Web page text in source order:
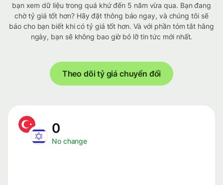
bạn xem dữ liệu trong quá khứ đến 5 năm vừa qua. Bạn đang
chờ tỷ giá tốt hơn? Hãy đặt thông báo ngay, và chúng tôi sẽ
báo cho bạn biết khi có tỷ giá tốt hơn. Và với phần tóm tắt hằng
ngày, bạn sẽ không bao giờ bỏ lỡ tin tức mới nhất.
Theo dõi tỷ giá chuyển đổi
0
No change